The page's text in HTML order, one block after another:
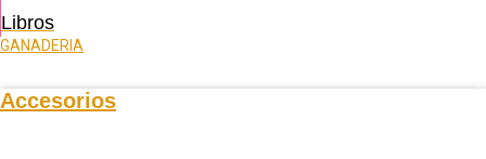
Libros
GANADERIA
Accesorios